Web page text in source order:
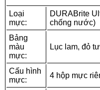
Loại
mực:
DURABrite
chống nước)
Bảng
màu
mực:
Lục lam, đỏ
Cấu hình
mực:
4 hộp mực